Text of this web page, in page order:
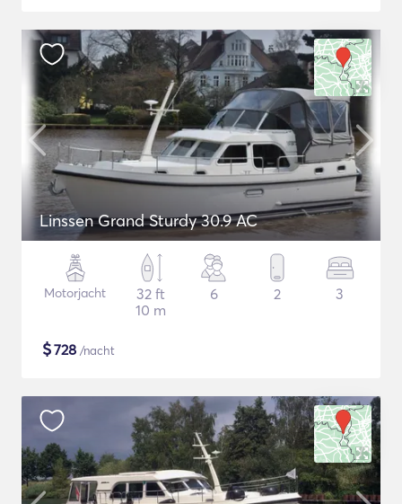
Linssen Grand Sturdy 30.9 AC
Motorjacht
32 ft
10 m
6 2 3
$728 /nacht